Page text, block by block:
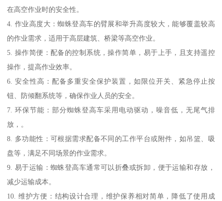
在高空作业时的安全性。
4. 作业高度大：蜘蛛登高车的臂展和举升高度较大，能够覆盖较高
的作业需求，适用于高层建筑、桥梁等高空作业。
5. 操作简便：配备的控制系统，操作简单，易于上手，且支持遥控
操作，提高作业效率。
6. 安全性高：配备多重安全保护装置，如限位开关、紧急停止按
钮、防倾翻系统等，确保作业人员的安全。
7. 环保节能：部分蜘蛛登高车采用电动驱动，噪音低，无尾气排
放，。
8. 多功能性：可根据需求配备不同的工作平台或附件，如吊篮、吸
盘等，满足不同场景的作业需求。
9. 易于运输：蜘蛛登高车通常可以折叠或拆卸，便于运输和存放，
减少运输成本。
10. 维护方便：结构设计合理，维护保养相对简单，降低了使用成